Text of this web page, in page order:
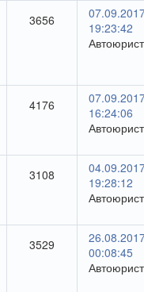
3656
19:23:42
Автоюрист
4176
16:24:06
Автоюрист
3108
19:28:12
Автоюрист
3529
00:08:45
Автоюрист